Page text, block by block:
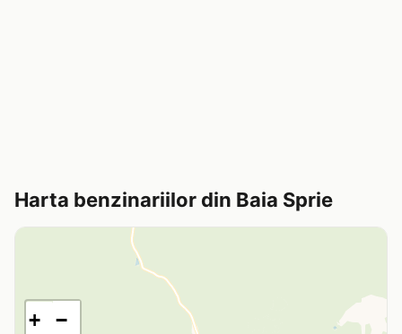
Harta benzinariilor din Baia Sprie
+ −